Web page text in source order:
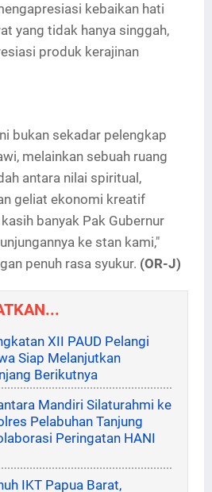
kebaikan hati
yang tidak hanya singgah,
produk kerajinan
bukan sekadar pelengkap
melainkan sebuah ruang
antara nilai spiritual,
geliat ekonomi kreatif
banyak Pak Gubernur
ke stan kami,"
penuh rasa syukur. (OR-J)
XII PAUD Pelangi
Siap Melanjutkan
Berikutnya
Mandiri Silaturahmi ke
Pelabuhan Tanjung
Peringatan HANI
IKT Papua Barat,